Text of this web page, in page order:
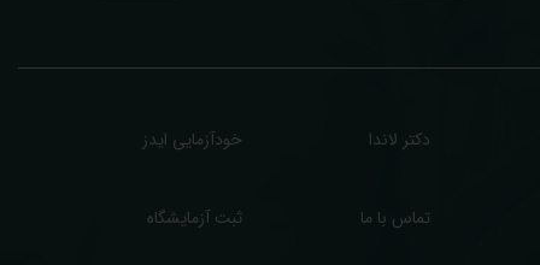
دکتر لاندا خودآزمایی ایدز
ثبت آزمایشگاه تماس با ما